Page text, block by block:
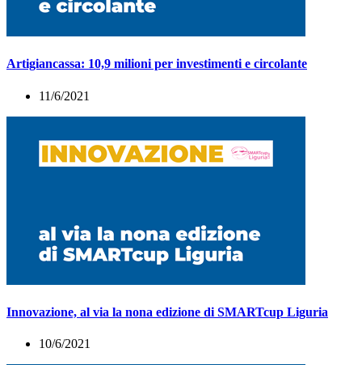
Artigiancassa: 10,9 milioni per investimenti e circolante
11/6/2021
Innovazione, al via la nona edizione di SMARTcup Liguria
10/6/2021